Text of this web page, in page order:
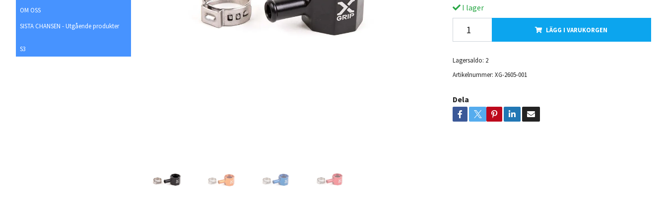
OM OSS
SISTA CHANSEN - Utgående produkter
S3
I lager
LÄGG I VARUKORGEN
Lagersaldo: 2
Artikelnummer: XG-2605-001
Dela